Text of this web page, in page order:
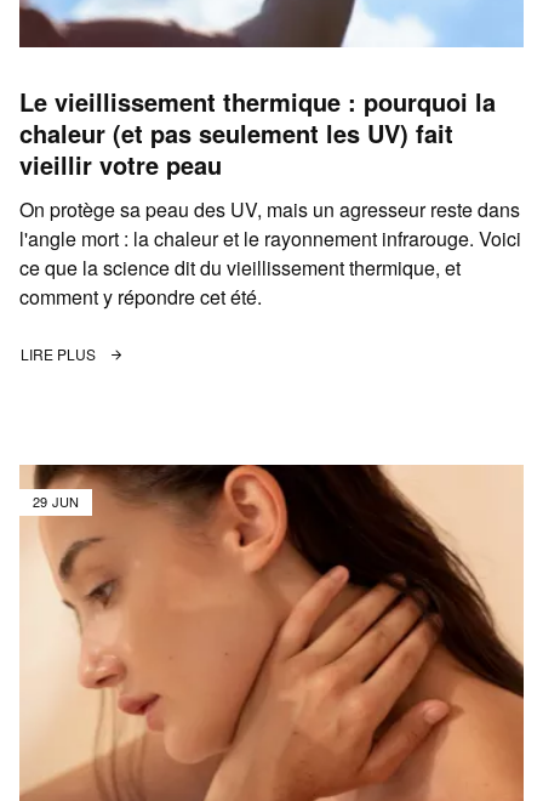
Le vieillissement thermique : pourquoi la
chaleur (et pas seulement les UV) fait
vieillir votre peau
On protège sa peau des UV, mais un agresseur reste dans
l'angle mort : la chaleur et le rayonnement infrarouge. Voici
ce que la science dit du vieillissement thermique, et
comment y répondre cet été.
LIRE PLUS
29 JUN